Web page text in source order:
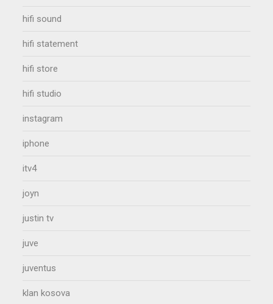
hifi sound
hifi statement
hifi store
hifi studio
instagram
iphone
itv4
joyn
justin tv
juve
juventus
klan kosova